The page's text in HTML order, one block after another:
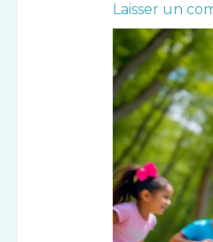
Laisser un